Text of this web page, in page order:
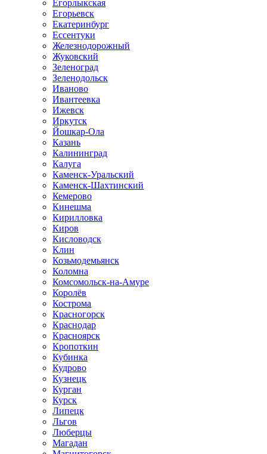
Егорлыкская
Егорьевск
Екатеринбург
Ессентуки
Железнодорожный
Жуковский
Зеленоград
Зеленодольск
Иваново
Ивантеевка
Ижевск
Иркутск
Йошкар-Ола
Казань
Калининград
Калуга
Каменск-Уральский
Каменск-Шахтинский
Кемерово
Кинешма
Кирилловка
Киров
Кисловодск
Клин
Козьмодемьянск
Коломна
Комсомольск-на-Амуре
Королёв
Кострома
Красногорск
Краснодар
Красноярск
Кропоткин
Кубинка
Кудрово
Кузнецк
Курган
Курск
Липецк
Льгов
Люберцы
Магадан